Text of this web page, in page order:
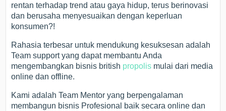
rentan terhadap trend atau gaya hidup, terus berinovasi
dan berusaha menyesuaikan dengan keperluan
konsumen?!
Rahasia terbesar untuk mendukung kesuksesan adalah
Team support yang dapat membantu Anda
mengembangkan bisnis british propolis mulai dari media
online dan offline.
Kami adalah Team Mentor yang berpengalaman
membangun bisnis Profesional baik secara online dan